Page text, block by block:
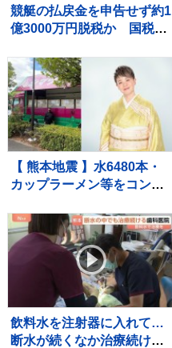
競艇の払戻金を申告せず約1
億3000万円脱税か 国税職
過去には納税者から約1億
5000万円受け取りも 詐欺な
どの疑いで刑事告発
【 熊本地震 】水6480本・
カップラーメン等をコンサ
ちをお届け」 顔付きトラ
ックにためらいも〝自分の
ことを言ってる場合ではな
飲料水を注射器に入れて…
断水が続くなか治療続ける